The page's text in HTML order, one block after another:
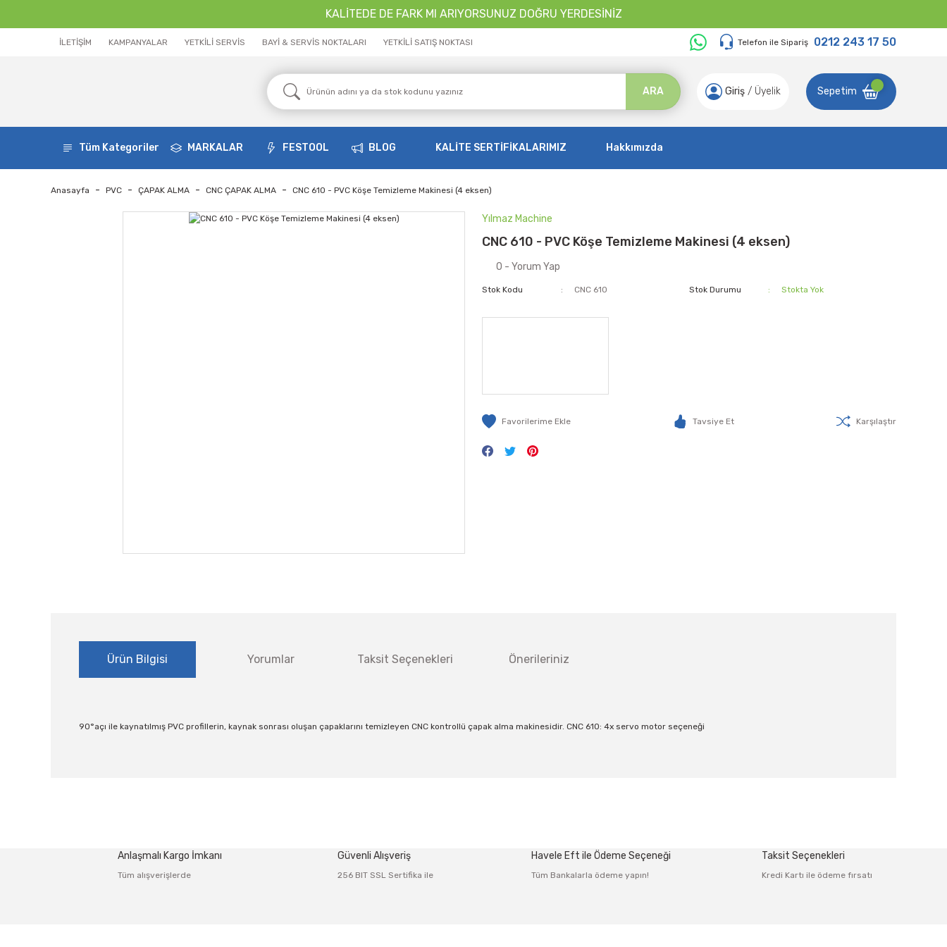
KALİTEDE DE FARK MI ARIYORSUNUZ DOĞRU YERDESİNİZ
İLETİŞİM KAMPANYALAR YETKİLİ SERVİS BAYİ & SERVİS NOKTALARI YETKİLİ SATIŞ NOKTASI Telefon ile Sipariş 0212 243 17 50
ARA Giriş / Üyelik Sepetim
Tüm Kategoriler MARKALAR FESTOOL BLOG KALİTE SERTİFİKALARIMIZ Hakkımızda
Anasayfa PVC ÇAPAK ALMA CNC ÇAPAK ALMA CNC 610 - PVC Köşe Temizleme Makinesi (4 eksen)
Yılmaz Machine
CNC 610 - PVC Köşe Temizleme Makinesi (4 eksen)
0 - Yorum Yap
Stok Kodu CNC 610 Stok Durumu Stokta Yok
Tavsiye Et Karşılaştır
Ürün Bilgisi Yorumlar Taksit Seçenekleri Önerileriniz
90°açı ile kaynatılmış PVC profillerin, kaynak sonrası oluşan çapaklarını temizleyen CNC kontrollü çapak alma makinesidir. CNC 610: 4x servo motor seçeneği
Anlaşmalı Kargo İmkanı
Tüm alışverişlerde
Güvenli Alışveriş
256 BIT SSL Sertifika ile
Havele Eft ile Ödeme Seçeneği
Tüm Bankalarla ödeme yapın!
Taksit Seçenekleri
Kredi Kartı ile ödeme fırsatı